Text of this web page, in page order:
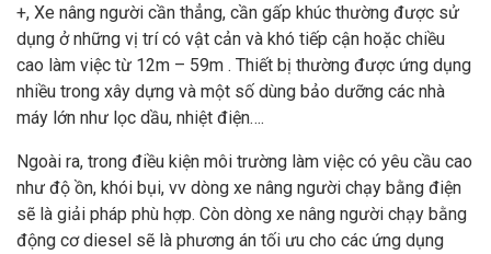
+, Xe nâng người cần thẳng, cần gấp khúc thường được sử
dụng ở những vị trí có vật cản và khó tiếp cận hoặc chiều
cao làm việc từ 12m – 59m . Thiết bị thường được ứng dụng
nhiều trong xây dựng và một số dùng bảo dưỡng các nhà
máy lớn như lọc dầu, nhiệt điện….
Ngoài ra, trong điều kiện môi trường làm việc có yêu cầu cao
như độ ồn, khói bụi, vv dòng xe nâng người chạy bằng điện
sẽ là giải pháp phù hợp. Còn dòng xe nâng người chạy bằng
động cơ diesel sẽ là phương án tối ưu cho các ứng dụng